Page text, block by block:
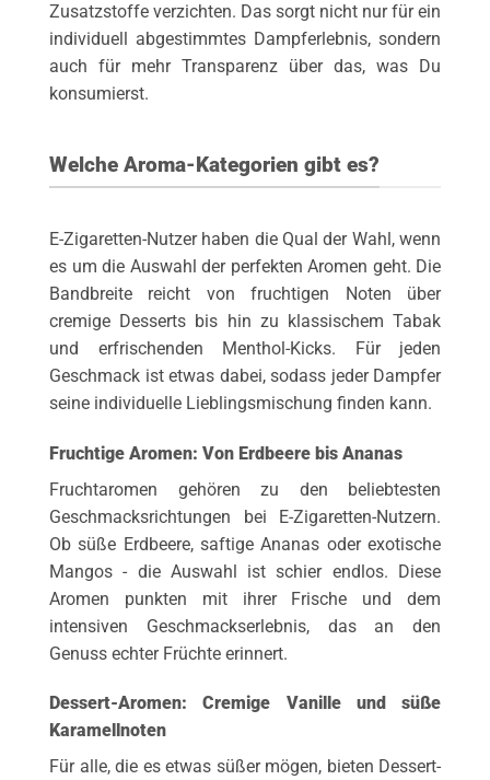
Zusatzstoffe verzichten. Das sorgt nicht nur für ein
individuell abgestimmtes Dampferlebnis, sondern
auch für mehr Transparenz über das, was Du
konsumierst.
Welche Aroma-Kategorien gibt es?
E-Zigaretten-Nutzer haben die Qual der Wahl, wenn
es um die Auswahl der perfekten Aromen geht. Die
Bandbreite reicht von fruchtigen Noten über
cremige Desserts bis hin zu klassischem Tabak
und erfrischenden Menthol-Kicks. Für jeden
Geschmack ist etwas dabei, sodass jeder Dampfer
seine individuelle Lieblingsmischung finden kann.
Fruchtige Aromen: Von Erdbeere bis Ananas
Fruchtaromen gehören zu den beliebtesten
Geschmacksrichtungen bei E-Zigaretten-Nutzern.
Ob süße Erdbeere, saftige Ananas oder exotische
Mangos - die Auswahl ist schier endlos. Diese
Aromen punkten mit ihrer Frische und dem
intensiven Geschmackserlebnis, das an den
Genuss echter Früchte erinnert.
Dessert-Aromen: Cremige Vanille und süße
Karamellnoten
Für alle, die es etwas süßer mögen, bieten Dessert-